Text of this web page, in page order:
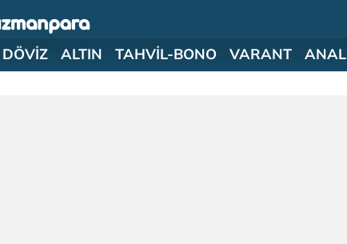
DÖVİZ ALTIN TAHVİL-BONO VARANT